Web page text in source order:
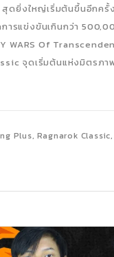
ดยิ่งใหญ่เริ่มต้นขึ้นอีกครั้
การแข่งขันเกินกว่า
WARS Of
จุดเริ่มต้นแห่งมิตรภา
Plus,Ragnarok Classic,